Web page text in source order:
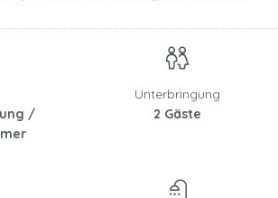
/
Unterbringung
2 Gäste